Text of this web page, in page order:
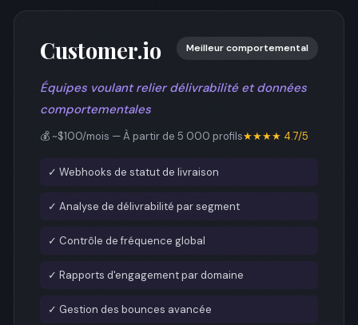
Customer.io Meilleur comportemental
Équipes voulant relier délivrabilité et données
comportementales
💰 ~$100/mois — À partir de 5 000 profils★★★★ 4.7/5
✓ Webhooks de statut de livraison
✓ Analyse de délivrabilité par segment
✓ Contrôle de fréquence global
✓ Rapports d'engagement par domaine
✓ Gestion des bounces avancée